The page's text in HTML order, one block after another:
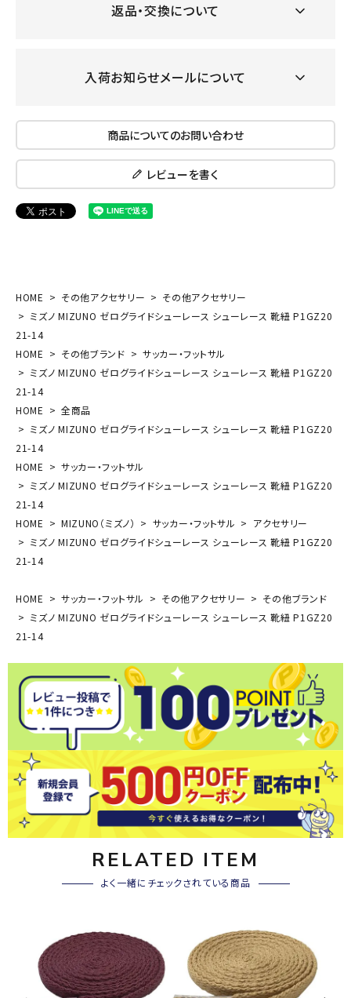
返品・交換について
入荷お知らせメールについて
商品についてのお問い合わせ
レビューを書く
HOME その他アクセサリー
その他アクセサリー
ミズノ MIZUNO ゼログライドシューレース シューレース 靴紐 P1GZ20
21-14
HOME
その他ブランド
サッカー・フットサル
ミズノ MIZUNO ゼログライドシューレース シューレース 靴紐 P1GZ20
21-14
HOME
全商品
ミズノ MIZUNO ゼログライドシューレース シューレース 靴紐 P1GZ20
21-14
HOME
サッカー・フットサル
ミズノ MIZUNO ゼログライドシューレース シューレース 靴紐 P1GZ20
21-14
HOME
MIZUNO（ミズノ） サッカー・フットサル
アクセサリー
ミズノ MIZUNO ゼログライドシューレース シューレース 靴紐 P1GZ20
21-14
HOME サッカー・フットサル その他アクセサリー
その他ブランド
ミズノ MIZUNO ゼログライドシューレース シューレース 靴紐 P1GZ20
21-14
RELATED ITEM
よく一緒にチェックされている商品